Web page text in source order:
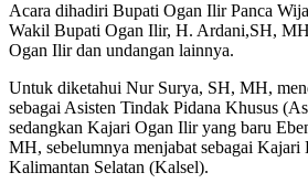
Acara dihadiri Bupati Ogan Ilir Panca
Wakil Bupati Ogan Ilir, H. Ardani,SH,
Ogan Ilir dan undangan lainnya.
Untuk diketahui Nur Surya, SH, MH,
sebagai Asisten Tindak Pidana Khusus
sedangkan Kajari Ogan Ilir yang baru
MH, sebelumnya menjabat sebagai
Kalimantan Selatan (Kalsel).